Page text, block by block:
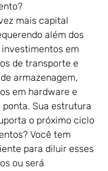
mais capital
além dos
em
de transporte e
armazenagem,
em hardware e
Sua estrutura
o próximo ciclo
Você tem
para diluir esses
ou será